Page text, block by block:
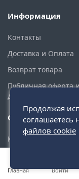
Главная Войти
Информация
Контакты
Доставка и Оплата
Возврат товара
Публичная оферта
данных
Служба
Карта сайта
Продолжая
соглашаетесь
файлов cookie